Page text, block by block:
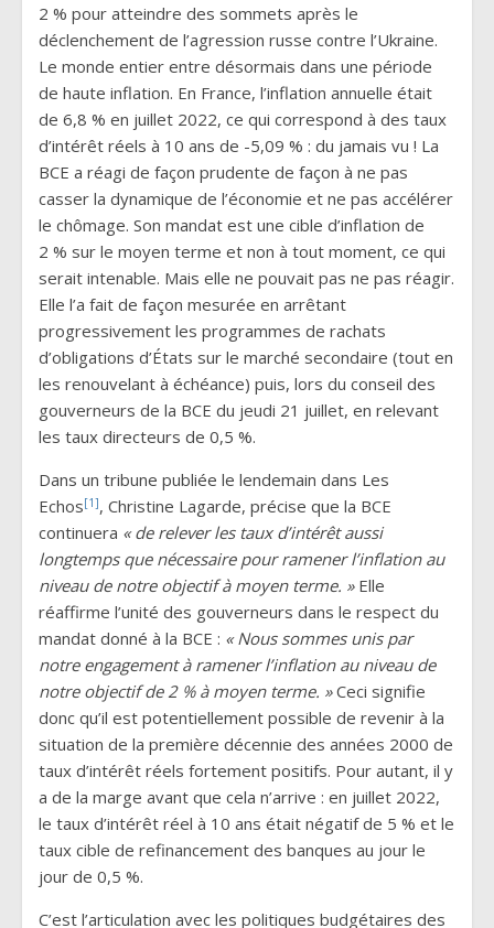
2 % pour atteindre des sommets après le
déclenchement de l’agression russe contre l’Ukraine.
Le monde entier entre désormais dans une période
de haute inflation. En France, l’inflation annuelle était
de 6,8 % en juillet 2022, ce qui correspond à des taux
d’intérêt réels à 10 ans de -5,09 % : du jamais vu ! La
BCE a réagi de façon prudente de façon à ne pas
casser la dynamique de l’économie et ne pas accélérer
le chômage. Son mandat est une cible d’inflation de
2 % sur le moyen terme et non à tout moment, ce qui
serait intenable. Mais elle ne pouvait pas ne pas réagir.
Elle l’a fait de façon mesurée en arrêtant
progressivement les programmes de rachats
d’obligations d’États sur le marché secondaire (tout en
les renouvelant à échéance) puis, lors du conseil des
gouverneurs de la BCE du jeudi 21 juillet, en relevant
les taux directeurs de 0,5 %.
Dans un tribune publiée le lendemain dans Les
Echos[1], Christine Lagarde, précise que la BCE
continuera « de relever les taux d’intérêt aussi
longtemps que nécessaire pour ramener l’inflation au
niveau de notre objectif à moyen terme. »Elle
réaffirme l’unité des gouverneurs dans le respect du
mandat donné à la BCE : « Nous sommes unis par
notre engagement à ramener l’inflation au niveau de
notre objectif de 2 % à moyen terme. »Ceci signifie
donc qu’il est potentiellement possible de revenir à la
situation de la première décennie des années 2000 de
taux d’intérêt réels fortement positifs. Pour autant, il y
a de la marge avant que cela n’arrive : en juillet 2022,
le taux d’intérêt réel à 10 ans était négatif de 5 % et le
taux cible de refinancement des banques au jour le
jour de 0,5 %.
C’est l’articulation avec les politiques budgétaires des